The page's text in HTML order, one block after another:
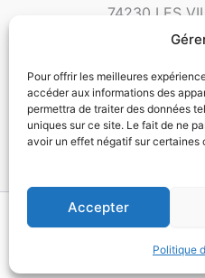
Pour offrir les meilleures
accéder aux informations des
permettra de traiter des données
uniques sur ce site. Le fait de ne
avoir un effet négatif sur
Accepter
Politique
74230 LES